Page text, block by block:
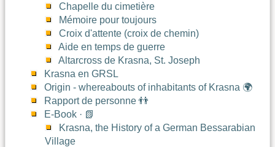
Chapelle du cimetière
Mémoire pour toujours
Croix d'attente (croix de chemin)
Aide en temps de guerre
Altarcross de Krasna, St. Joseph
Krasna en GRSL
Origin - whereabouts of inhabitants of Krasna 🌍
Rapport de personne 👬
E-Book · 📗
Krasna, the History of a German Bessarabian
Village